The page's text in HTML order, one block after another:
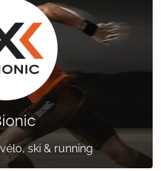
ski & running